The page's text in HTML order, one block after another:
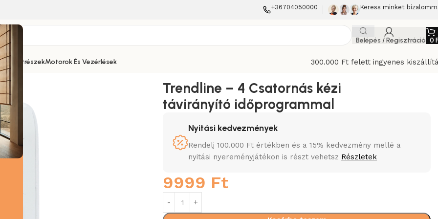
+36704050000 Keress minket
Belépés / Regisztráció 0
AlkatrészekMotorok És Vezérlések
300.000 Ft felett ingyenes
Trendline – 4 Csatornás kézi
távirányító időprogrammal
Nyitási kedvezmények
Rendelj 100.000 Ft értékben és a 15% kedvezmény mellé a
nyitási nyereményjátékon is részt vehetsz Részletek
9999 Ft